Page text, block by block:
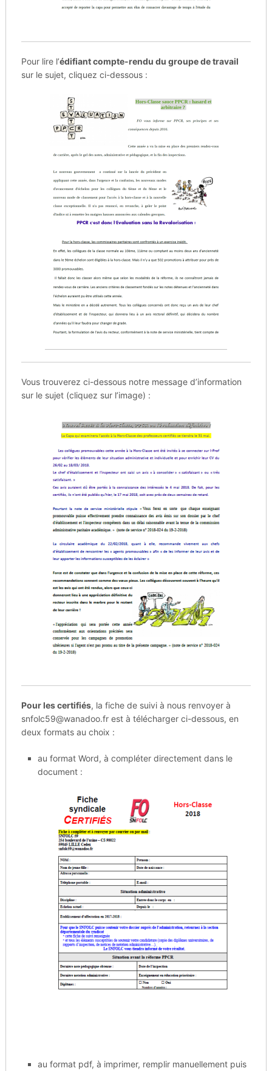
Pour lire l’édifiant compte-rendu du groupe de travail
sur le sujet, cliquez ci-dessous :
Vous trouverez ci-dessous notre message d’information
sur le sujet (cliquez sur l’image) :
Pour les certifiés, la fiche de suivi à nous renvoyer à
snfolc59@wanadoo.fr est à télécharger ci-dessous, en
deux formats au choix :
au format Word, à compléter directement dans le
document :
au format pdf, à imprimer, remplir manuellement puis